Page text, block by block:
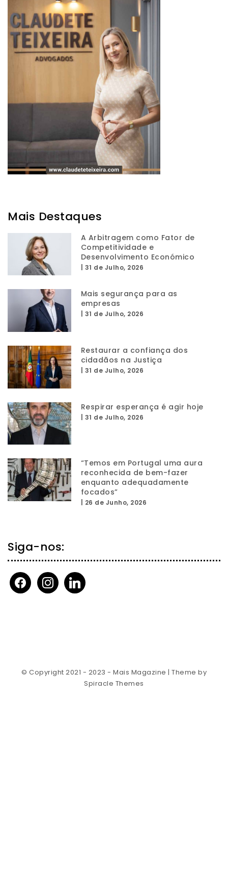
Mais Destaques
A Arbitragem como Fator de
Competitividade e
Desenvolvimento Económico
31 de Julho, 2026
Mais segurança para as
empresas
31 de Julho, 2026
Restaurar a confiança dos
cidadãos na Justiça
31 de Julho, 2026
Respirar esperança é agir hoje
31 de Julho, 2026
“Temos em Portugal uma aura
reconhecida de bem-fazer
enquanto adequadamente
focados”
26 de Junho, 2026
Siga-nos:
facebookinstagramlinkedin
© Copyright 2021 - 2023 - Mais Magazine | Theme by
Spiracle Themes